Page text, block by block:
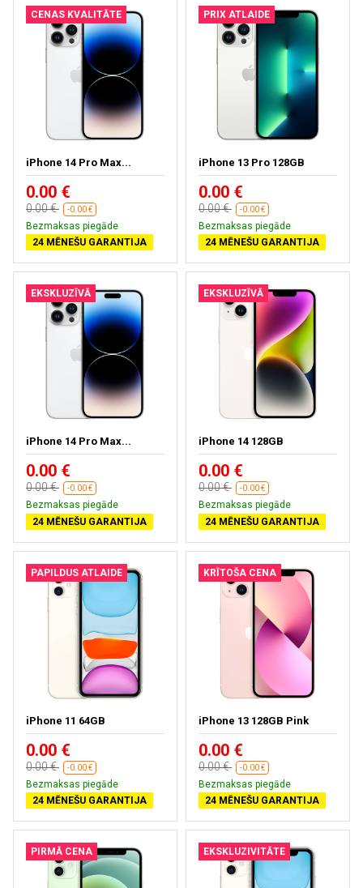
CENAS KVALITĀTE
iPhone 14 Pro Max...
0.00 €
0.00 € -0.00 €
Bezmaksas piegāde
24 MĒNEŠU GARANTIJA
PRIX ATLAIDE
iPhone 13 Pro 128GB
0.00 €
0.00 € -0.00 €
Bezmaksas piegāde
24 MĒNEŠU GARANTIJA
EKSKLUZĪVĀ
iPhone 14 Pro Max...
0.00 €
0.00 € -0.00 €
Bezmaksas piegāde
24 MĒNEŠU GARANTIJA
EKSKLUZĪVĀ
iPhone 14 128GB
0.00 €
0.00 € -0.00 €
Bezmaksas piegāde
24 MĒNEŠU GARANTIJA
PAPILDUS ATLAIDE
iPhone 11 64GB
0.00 €
0.00 € -0.00 €
Bezmaksas piegāde
24 MĒNEŠU GARANTIJA
KRĪTOŠA CENA
iPhone 13 128GB Pink
0.00 €
0.00 € -0.00 €
Bezmaksas piegāde
24 MĒNEŠU GARANTIJA
PIRMĀ CENA EKSKLUZIVITĀTE